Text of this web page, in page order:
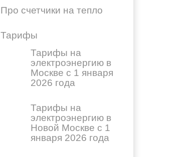
Про счетчики на тепло
Тарифы
Тарифы на
электроэнергию в
Москве с 1 января
2026 года
Тарифы на
электроэнергию в
Новой Москве с 1
января 2026 года